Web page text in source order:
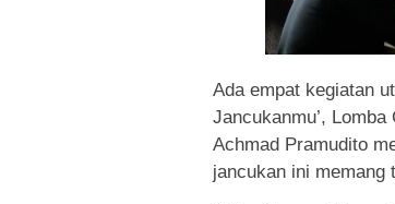
Ada empat kegiatan
Jancukanmu’,
Achmad Pramudito
jancukan ini memang